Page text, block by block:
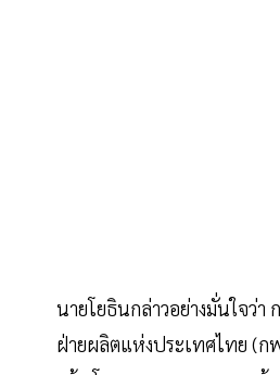
นายโยธินกล่าวอย่างมั่นใจว่
ฝ่ายผลิตแห่งประเทศไทย (